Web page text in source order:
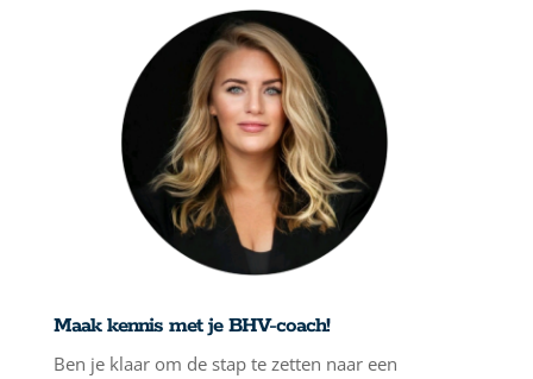
Maak kennis met je BHV-coach!
Ben je klaar om de stap te zetten naar een